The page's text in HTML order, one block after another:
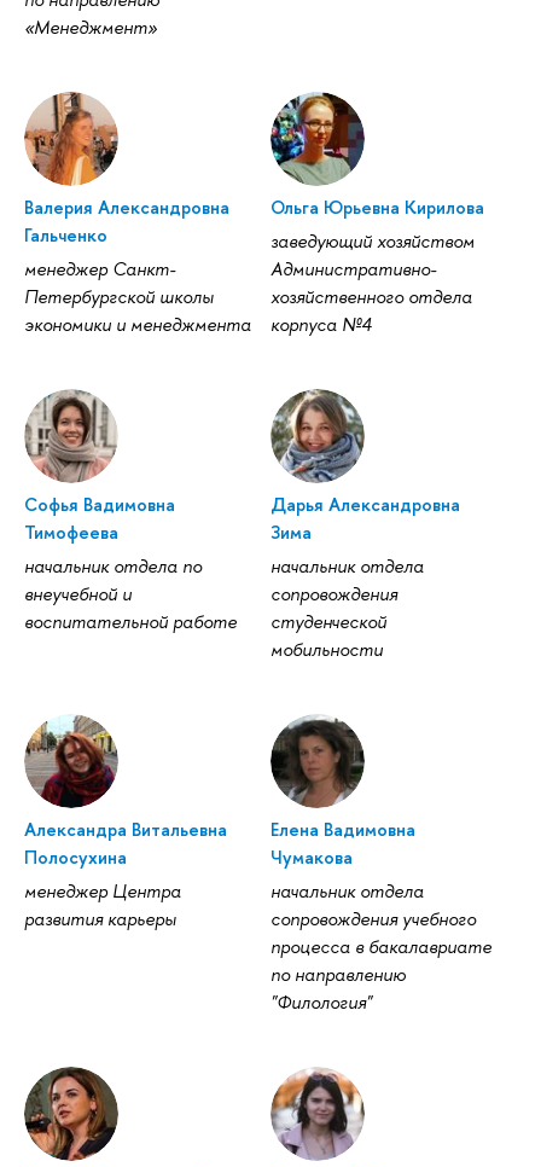
«Менеджмент»
Валерия Александровна
Гальченко
менеджер Санкт-
Петербургской школы
экономики и менеджмента
Ольга Юрьевна Кирилова
заведующий хозяйством
Административно-
хозяйственного отдела
корпуса №4
Софья Вадимовна
Тимофеева
начальник отдела по
внеучебной и
воспитательной работе
Дарья Александровна
Зима
начальник отдела
сопровождения
студенческой
мобильности
Александра Витальевна
Полосухина
менеджер Центра
развития карьеры
Елена Вадимовна
Чумакова
начальник отдела
сопровождения учебного
процесса в бакалавриате
по направлению
"Филология"